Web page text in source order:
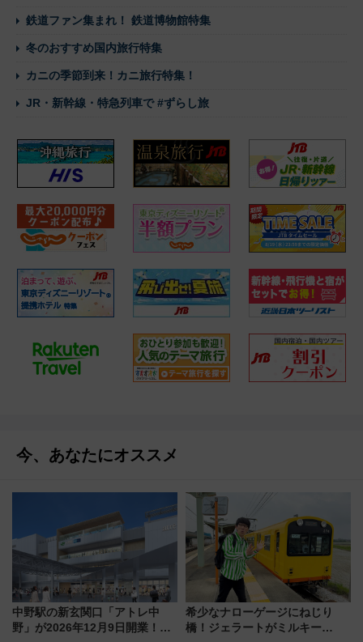
鉄道ファン集まれ！ 鉄道博物館特集
冬のおすすめ国内旅行特集
カニの季節到来！カニ旅行特集！
JR・新幹線・特急列車で #ずらし旅
今、あなたにオススメ
中野駅の新玄関口「アトレ中
野」が2026年12月9日開業！新
希少なナローゲージにねじり
橋！ジェラートがミルキー